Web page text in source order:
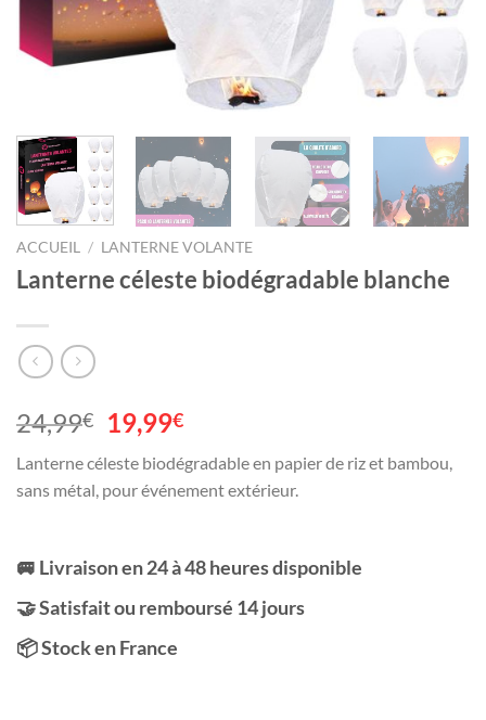
ACCUEIL / LANTERNE VOLANTE
Lanterne céleste biodégradable blanche
24,99€
Le
prix
initial
était :
19,99€Le
actuel
est :
Lanterne céleste biodégradable en papier de riz et bambou,
sans métal, pour événement extérieur.
🚐 Livraison en 24 à 48 heures disponible
🤝 Satisfait ou remboursé 14 jours
📦 Stock en France